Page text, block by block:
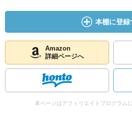
本棚に登録
Amazon
詳細ページへ
本ページはアフィリエイトプログラム